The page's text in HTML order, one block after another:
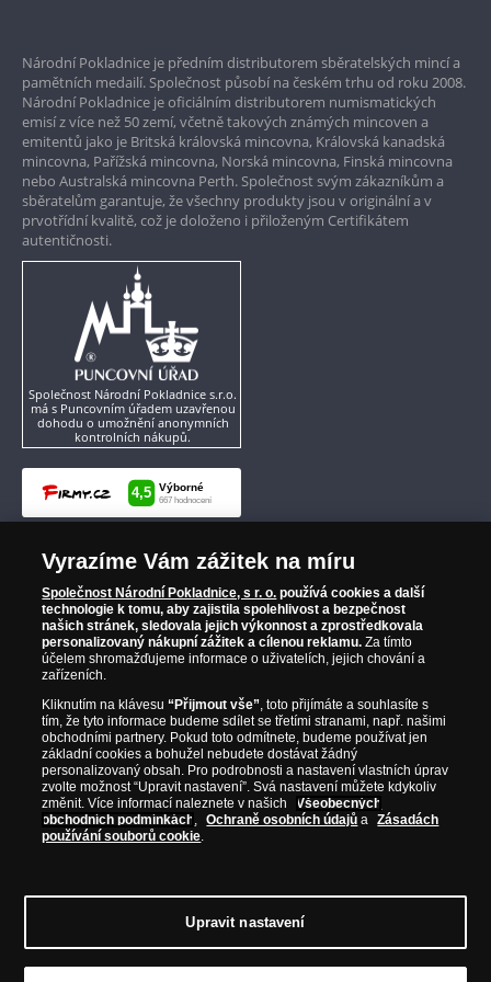
Garance nejvyšší kvality
Pouze originální produkty
Národní Pokladnice je předním distributorem sběratelských mincí a
pamětních medailí. Společnost působí na českém trhu od roku 2008.
Národní Pokladnice je oficiálním distributorem numismatických
emisí z více než 50 zemí, včetně takových známých mincoven a
emitentů jako je Britská královská mincovna, Královská kanadská
mincovna, Pařížská mincovna, Norská mincovna, Finská mincovna
nebo Australská mincovna Perth. Společnost svým zákazníkům a
sběratelům garantuje, že všechny produkty jsou v originální a v
prvotřídní kvalitě, což je doloženo i přiloženým Certifikátem
autentičnosti.
Společnost Národní Pokladnice s.r.o.
má s Puncovním úřadem uzavřenou
dohodu o umožnění anonymních
kontrolních nákupů.
Vyrazíme Vám zážitek na míru
Společnost Národní Pokladnice, s r. o. používá cookies a další
technologie k tomu, aby zajistila spolehlivost a bezpečnost
našich stránek, sledovala jejich výkonnost a zprostředkovala
personalizovaný nákupní zážitek a cílenou reklamu. Za tímto
účelem shromažďujeme informace o uživatelích, jejich chování a
zařízeních.
Kliknutím na klávesu“Přijmout vše”, toto přijímáte a souhlasíte s
tím, že tyto informace budeme sdílet se třetími stranami, např. našimi
obchodními partnery. Pokud toto odmítnete, budeme používat jen
základní cookies a bohužel nebudete dostávat žádný
personalizovaný obsah. Pro podrobnosti a nastavení vlastních úprav
zvolte možnost “Upravit nastavení”. Svá nastavení můžete kdykoliv
změnit. Více informací naleznete v našich
Všeobecných
obchodních podmínkách , Ochraně osobních údajů a
Zásadách
používání souborů cookie.
Upravit nastavení